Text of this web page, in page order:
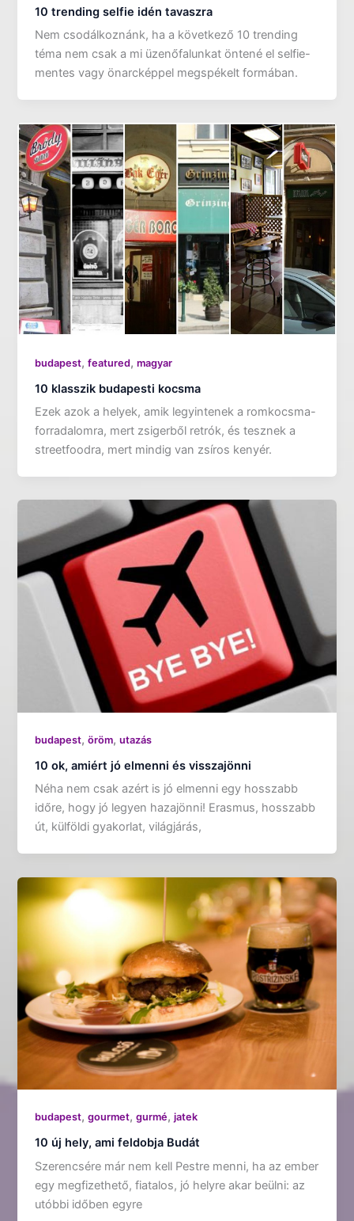
10 trending selfie idén tavaszra
Nem csodálkoznánk, ha a következő 10 trending
téma nem csak a mi üzenőfalunkat öntené el selfie-
mentes vagy önarcképpel megspékelt formában.
budapest,featured,magyar
10 klasszik budapesti kocsma
Ezek azok a helyek, amik legyintenek a romkocsma-
forradalomra, mert zsigerből retrók, és tesznek a
streetfoodra, mert mindig van zsíros kenyér.
budapest,öröm,utazás
10 ok, amiért jó elmenni és visszajönni
Néha nem csak azért is jó elmenni egy hosszabb
időre, hogy jó legyen hazajönni! Erasmus, hosszabb
út, külföldi gyakorlat, világjárás,
budapest,gourmet,gurmé,jatek
10 új hely, ami feldobja Budát
Szerencsére már nem kell Pestre menni, ha az ember
egy megfizethető, fiatalos, jó helyre akar beülni: az
utóbbi időben egyre